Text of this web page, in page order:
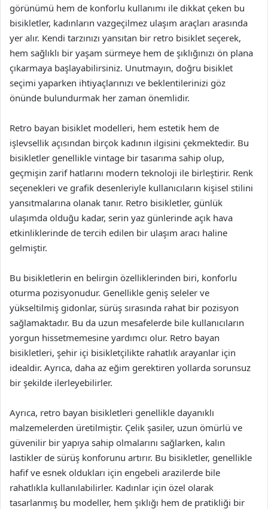
görünümü hem de konforlu kullanımı ile dikkat çeken bu
bisikletler, kadınların vazgeçilmez ulaşım araçları arasında
yer alır. Kendi tarzınızı yansıtan bir retro bisiklet seçerek,
hem sağlıklı bir yaşam sürmeye hem de şıklığınızı ön plana
çıkarmaya başlayabilirsiniz. Unutmayın, doğru bisiklet
seçimi yaparken ihtiyaçlarınızı ve beklentilerinizi göz
önünde bulundurmak her zaman önemlidir.
Retro bayan bisiklet modelleri, hem estetik hem de
işlevsellik açısından birçok kadının ilgisini çekmektedir. Bu
bisikletler genellikle vintage bir tasarıma sahip olup,
geçmişin zarif hatlarını modern teknoloji ile birleştirir. Renk
seçenekleri ve grafik desenleriyle kullanıcıların kişisel stilini
yansıtmalarına olanak tanır. Retro bisikletler, günlük
ulaşımda olduğu kadar, serin yaz günlerinde açık hava
etkinliklerinde de tercih edilen bir ulaşım aracı haline
gelmiştir.
Bu bisikletlerin en belirgin özelliklerinden biri, konforlu
oturma pozisyonudur. Genellikle geniş seleler ve
yükseltilmiş gidonlar, sürüş sırasında rahat bir pozisyon
sağlamaktadır. Bu da uzun mesafelerde bile kullanıcıların
yorgun hissetmemesine yardımcı olur. Retro bayan
bisikletleri, şehir içi bisikletçilikte rahatlık arayanlar için
idealdir. Ayrıca, daha az eğim gerektiren yollarda sorunsuz
bir şekilde ilerleyebilirler.
Ayrıca, retro bayan bisikletleri genellikle dayanıklı
malzemelerden üretilmiştir. Çelik şasiler, uzun ömürlü ve
güvenilir bir yapıya sahip olmalarını sağlarken, kalın
lastikler de sürüş konforunu artırır. Bu bisikletler, genellikle
hafif ve esnek oldukları için engebeli arazilerde bile
rahatlıkla kullanılabilirler. Kadınlar için özel olarak
tasarlanmış bu modeller, hem şıklığı hem de pratikliği bir